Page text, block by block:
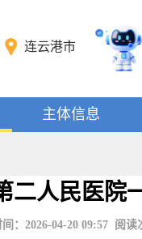
连云港市
主体信息
二人民医院
间：2026-04-20 09:57 阅读